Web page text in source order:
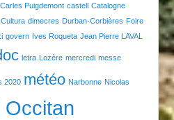
Carles Puigdemont castell Catalogne
Cultura dimecres Durban-Corbières Foire
govern Ives Roqueta Jean Pierre LAVAL
letra Lozère mercredi messe
2020 météo Narbonne Nicolas
Occitan